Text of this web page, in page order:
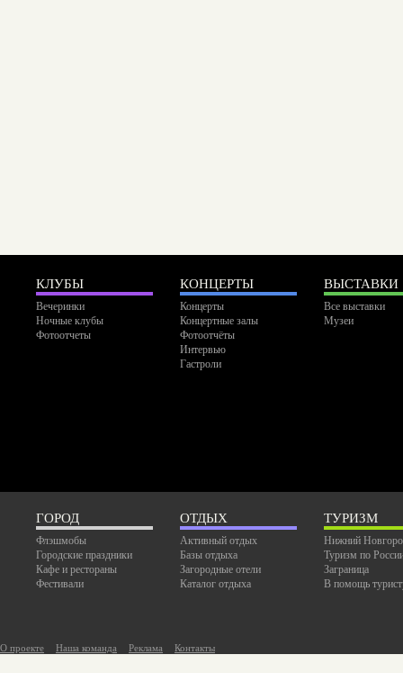
КЛУБЫ
Вечеринки
Ночные клубы
Фотоотчеты
КОНЦЕРТЫ
Концерты
Концертные залы
Фотоотчёты
Интервью
Гастроли
ВЫСТАВКИ
Все выставки
Музеи
ГОРОД
Флэшмобы
Городские праздники
Кафе и рестораны
Фестивали
ОТДЫХ
Активный отдых
Базы отдыха
Загородные отели
Каталог отдыха
ТУРИЗМ
Нижний
Туризм по
Заграница
В помощь
О проекте Наша команда Реклама Контакты